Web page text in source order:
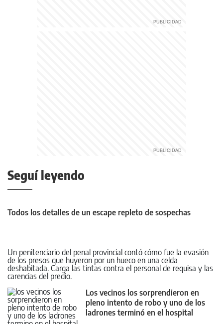
Seguí leyendo
Todos los detalles de un escape repleto de sospechas
Un penitenciario del penal provincial contó cómo fue la evasión
de los presos que huyeron por un hueco en una celda
deshabitada. Carga las tintas contra el personal de requisa y las
carencias del predio.
Los vecinos los sorprendieron en
pleno intento de robo y uno de los
ladrones terminó en el hospital